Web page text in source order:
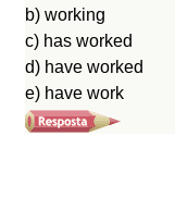
b) working
c) has worked
d) have worked
e) have work